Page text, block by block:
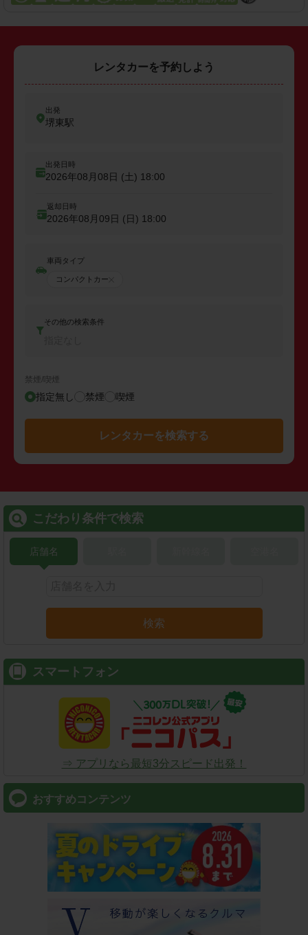
レンタカーを予約しよう
出発
堺東駅
出発日時
2026年08月08日 (土) 18:00
返却日時
2026年08月09日 (日) 18:00
車両タイプ
コンパクトカー
その他の検索条件
禁煙/喫煙
指定無し 禁煙 喫煙
レンタカーを検索する
こだわり条件で検索
店舗名
検索
スマートフォン
⇒ アプリなら最短3分スピード出発！
おすすめコンテンツ